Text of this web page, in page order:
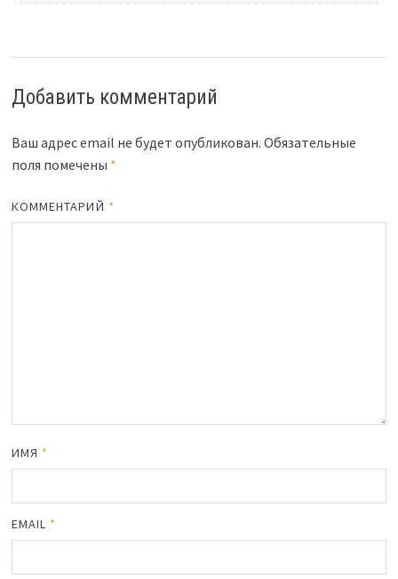
Добавить комментарий
Ваш адрес email не будет опубликован. Обязательные
поля помечены *
КОММЕНТАРИЙ *
ИМЯ *
EMAIL *